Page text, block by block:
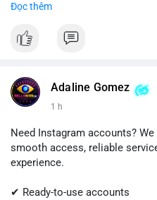
✔ Hỗ trợ khách hàng đáng tin
Liên hệ ngay:
#shopify #shopifypayment
Đọc thêm
Adaline Gomez
1 h
Need Instagram accounts?
smooth access, reliable
experience.
✔ Ready-to-use accounts